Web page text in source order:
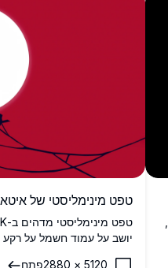
טפט מינימליסטי של
יושב על עמוד חשמל על רקע
5120
×
2880פתח